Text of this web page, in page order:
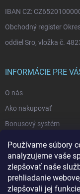
Používame súbory
analyzujeme vaše
zlepšovať naše
prehliadanie
zlepšovali jej
IBAN CZ:
Obchodný register
oddiel Sro, vložka č.
INFORMÁCIE PRE
O nás
Ako nakupovať
Bonusový systém
Blog - najnovšie články
Obchodné podmienky
Podmienky ochrany